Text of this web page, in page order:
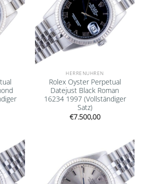
HERRENUHREN
Rolex Oyster Perpetual
Datejust Black Roman
16234 1997 (Vollständiger
Satz)
€7.500,00
Add to
wishlist
Add to
wishlist